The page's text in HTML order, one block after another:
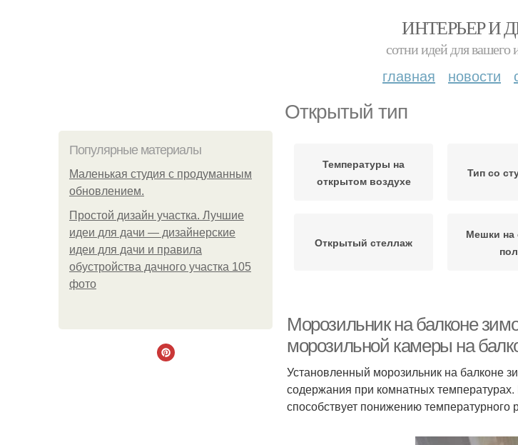
ИНТЕРЬЕР И
сотни идей для вашего
главная новости
Открытый тип
Популярные материалы
Маленькая студия с продуманным
обновлением.
Простой дизайн участка. Лучшие
идеи для дачи — дизайнерские
идеи для дачи и правила
обустройства дачного участка 105
фото
Температуры на
открытом воздухе
Тип со
Открытый стеллаж
Мешки на
Морозильник на балконе
морозильной камеры на
Установленный морозильник на балконе
содержания при комнатных
способствует понижению